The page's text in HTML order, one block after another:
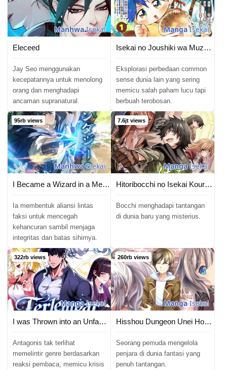
ManhwaIsekai
Eleceed
Jay Seo menggunakan
kecepatannya untuk menolong
orang dan menghadapi
ancaman supranatural.
MangaIsekai
Isekai no Joushiki wa Muzukashii: Kishou de Saijaku na Hitozoku ni Tensei Shita Kedo Butsuri Igai de Saikyou ni Nari Sou Desu
Eksplorasi perbedaan common
sense dunia lain yang sering
memicu salah paham lucu tapi
berbuah terobosan.
95rb views
ManhwaIsekai
I Became a Wizard in a Medieval Fantasy World
Ia membentuk aliansi lintas
faksi untuk mencegah
kehancuran sambil menjaga
integritas dan batas sihirnya.
7.6jt views
MangaIsekai
Hitoribocchi no Isekai Kouryaku
Bocchi menghadapi tantangan
di dunia baru yang misterius.
322rb views
MangaIsekai
I was Thrown into an Unfamiliar Manga
Antagonis tak terlihat
memelintir genre berdasarkan
reaksi pembaca, memicu krisis
260rb views
MangaIsekai
Hisshou Dungeon Unei Houhou
Seorang pemuda mengelola
penjara di dunia fantasi yang
penuh tantangan.